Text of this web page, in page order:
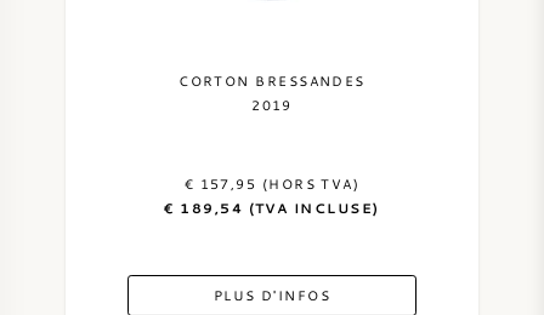
CORTON BRESSANDES
2019
€ 157,95 (HORS TVA)
€ 189,54 (TVA INCLUSE)
PLUS D'INFOS